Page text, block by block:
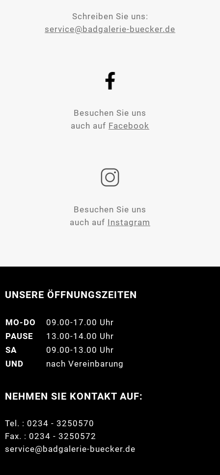
Schreiben Sie uns:
service@badgalerie-buecker.de
Besuchen Sie uns
auch auf Facebook
Besuchen Sie uns
auch auf Instagram
UNSERE ÖFFNUNGSZEITEN
MO-DO
09.00-17.00 Uhr
PAUSE
13.00-14.00 Uhr
SA
09.00-13.00 Uhr
UND
nach Vereinbarung
NEHMEN SIE KONTAKT AUF:
Tel. : 0234 - 3250570
Fax. : 0234 - 3250572
service@badgalerie-buecker.de